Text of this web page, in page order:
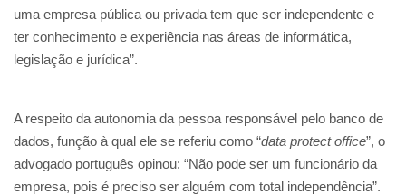
uma empresa pública ou privada tem que ser independente e
ter conhecimento e experiência nas áreas de informática,
legislação e jurídica”.
A respeito da autonomia da pessoa responsável pelo banco de
dados, função à qual ele se referiu como “data protect office”, o
advogado português opinou: “Não pode ser um funcionário da
empresa, pois é preciso ser alguém com total independência”.